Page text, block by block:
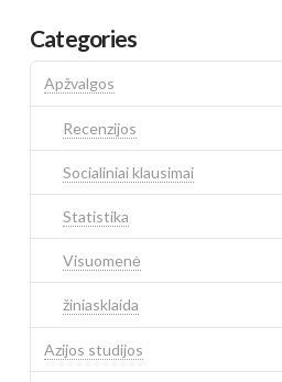
Categories
Apžvalgos
Recenzijos
Socialiniai klausimai
Statistika
Visuomenė
žiniasklaida
Azijos studijos